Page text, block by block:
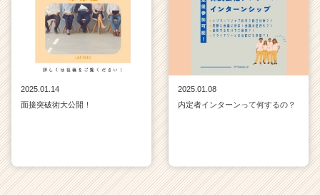
2025.01.14
面接突破術大公開！
2025.01.08
内定者インターンって何するの？